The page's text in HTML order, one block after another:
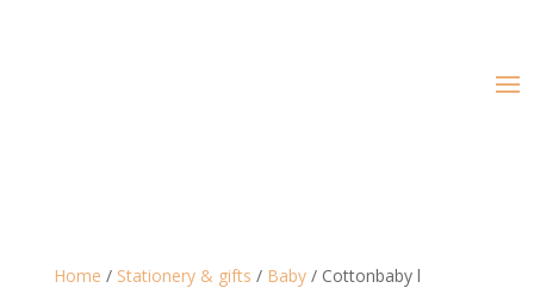
Home / Stationery & gifts / Baby/ Cottonbaby l